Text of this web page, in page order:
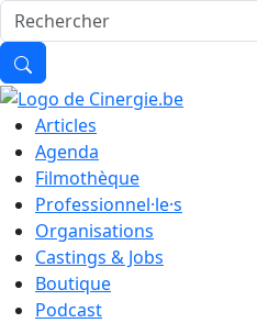
Articles
Agenda
Filmothèque
Professionnel·le·s
Organisations
Castings & Jobs
Boutique
Podcast